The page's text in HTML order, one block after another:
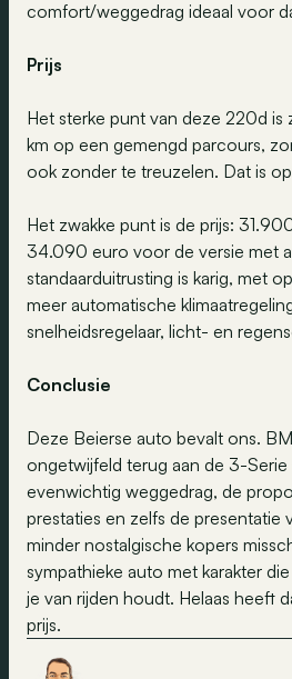
comfort/weggedrag ideaal voor
Prijs
Het sterke punt van deze 220d is
km op een gemengd parcours,
ook zonder te treuzelen. Dat is
Het zwakke punt is de prijs:
34.090 euro voor de versie met
standaarduitrusting is karig, met
meer automatische
snelheidsregelaar, licht- en
Conclusie
Deze Beierse auto bevalt ons.
ongetwijfeld terug aan de 3-
evenwichtig weggedrag, de
prestaties en zelfs de presentatie
minder nostalgische kopers
sympathieke auto met karakter
je van rijden houdt. Helaas heeft
prijs.